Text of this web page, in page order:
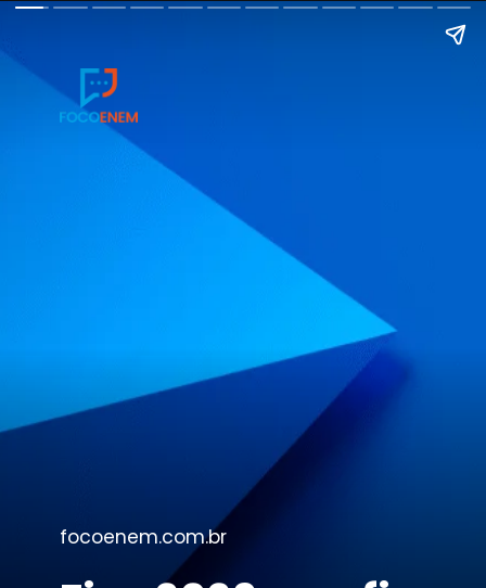
focoenem.com.br